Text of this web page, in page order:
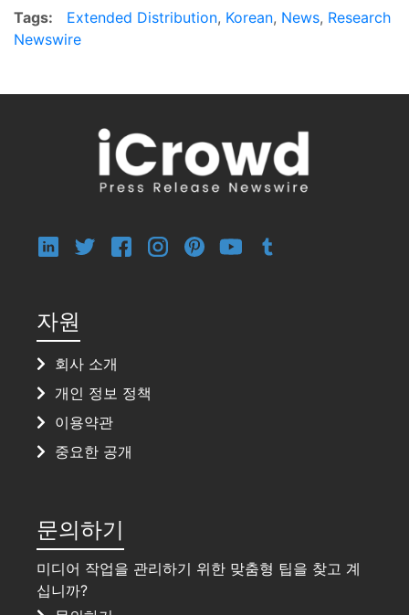
Tags:
Extended Distribution, Korean, News, Research
Newswire
자원
회사 소개
개인 정보 정책
이용약관
중요한 공개
문의하기
미디어 작업을 관리하기 위한 맞춤형 팁을 찾고 계
십니까?